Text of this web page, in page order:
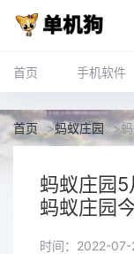
首页 手机软件
首页 >蚂蚁庄园 >
蚂蚁庄园
蚂蚁庄园
时间：2022-